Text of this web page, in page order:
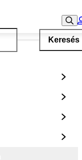
Keresés